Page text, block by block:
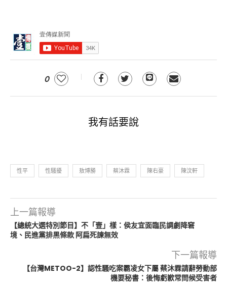
0
我有話要說
性平 性騷擾 敖博勝 蔡沐霖 陳右豪 陳汶軒
上一篇報導
【總統大選特別節目】不「壹」樣：侯友宜面臨民調劇降窘
境、民進黨排黒條款 阿扁死諫無效
下一篇報導
【台灣METOO-2】認性騷吃案霸凌女下屬 蔡沐霖請辭勞動部
機要秘書：後悔虧歉常問候受害者